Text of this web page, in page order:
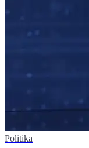
Politika